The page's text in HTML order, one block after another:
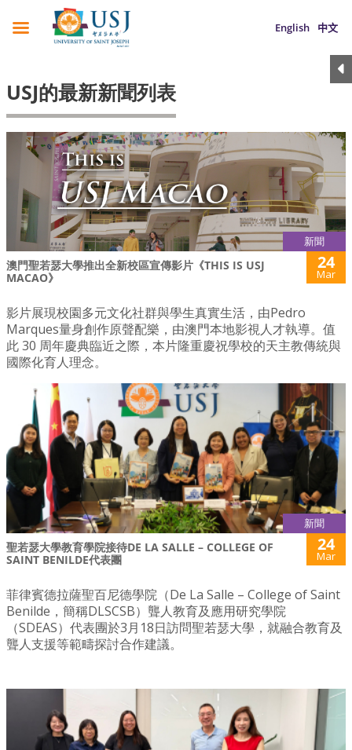
English 中文
USJ的最新新聞列表
新聞
澳門聖若瑟大學推出全新校區宣傳影片《THIS IS USJ
MACAO》
24
Mar
影片展現校園多元文化社群與學生真實生活，由Pedro
Marques量身創作原聲配樂，由澳門本地影視人才執導。值
此 30 周年慶典臨近之際，本片隆重慶祝學校的天主教傳統與
國際化育人理念。
新聞
聖若瑟大學教育學院接待DE LA SALLE – COLLEGE OF
SAINT BENILDE代表團
24
Mar
菲律賓德拉薩聖百尼德學院（De La Salle – College of Saint
Benilde，簡稱DLSCSB）聾人教育及應用研究學院
（SDEAS）代表團於3月18日訪問聖若瑟大學，就融合教育及
聾人支援等範疇探討合作建議。